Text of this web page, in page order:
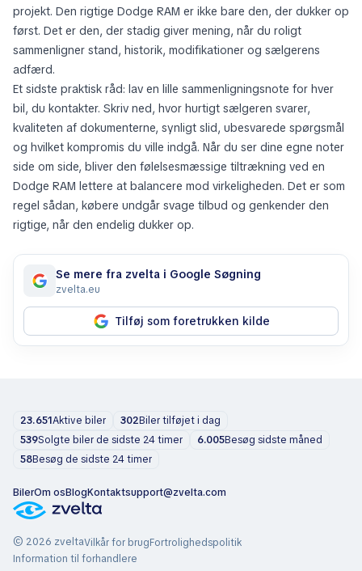
projekt. Den rigtige Dodge RAM er ikke bare den, der dukker op
først. Det er den, der stadig giver mening, når du roligt
sammenligner stand, historik, modifikationer og sælgerens
adfærd.
Et sidste praktisk råd: lav en lille sammenligningsnote for hver
bil, du kontakter. Skriv ned, hvor hurtigt sælgeren svarer,
kvaliteten af dokumenterne, synligt slid, ubesvarede spørgsmål
og hvilket kompromis du ville indgå. Når du ser dine egne noter
side om side, bliver den følelsesmæssige tiltrækning ved en
Dodge RAM lettere at balancere mod virkeligheden. Det er som
regel sådan, købere undgår svage tilbud og genkender den
rigtige, når den endelig dukker op.
Se mere fra zvelta i Google Søgning
zvelta.eu
Tilføj som foretrukken kilde
23.651Aktive biler 302Biler tilføjet i dag
539Solgte biler de sidste 24 timer 6.005Besøg sidste måned
58Besøg de sidste 24 timer
BilerOm osBlogKontaktsupport@zvelta.com
© 2026 zveltaVilkår for brugFortrolighedspolitik
Information til forhandlere